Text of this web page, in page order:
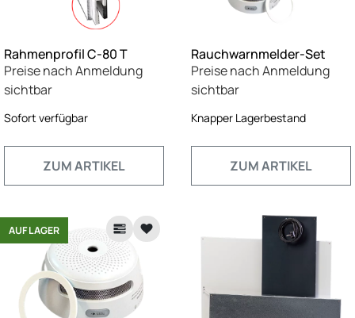
Rahmenprofil C-80 T
Preise nach Anmeldung
sichtbar
Sofort verfügbar
ZUM ARTIKEL
Rauchwarnmelder-Set
Preise nach Anmeldung
sichtbar
Knapper Lagerbestand
ZUM ARTIKEL
AUF LAGER